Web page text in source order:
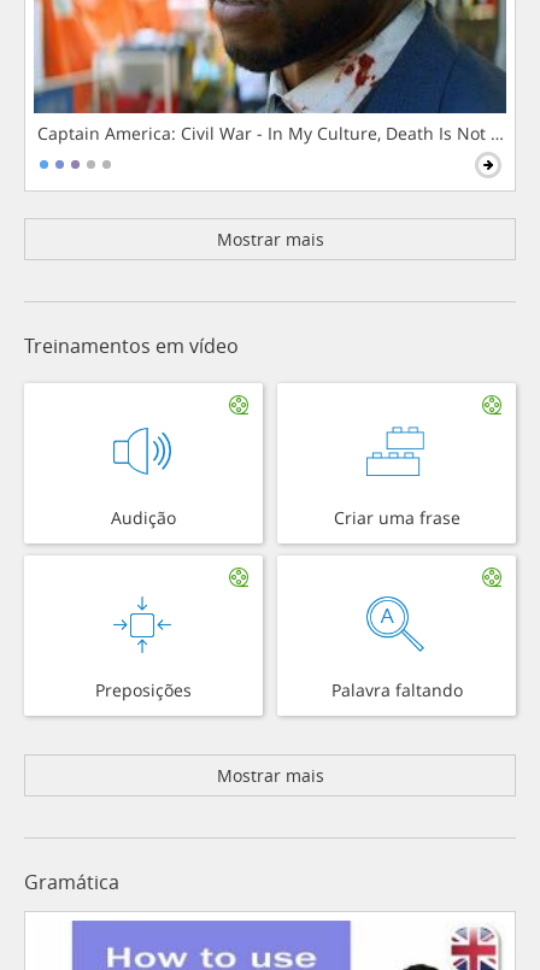
Captain America: Civil War - In My Culture, Death Is Not The
Mostrar mais
Treinamentos em vídeo
Audição Criar uma frase
Preposições Palavra faltando
Mostrar mais
Gramática